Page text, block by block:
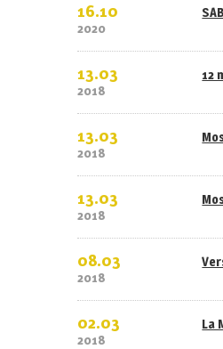
16.10
2020
13.03
2018
12
13.03
2018
13.03
2018
08.03
2018
02.03
2018
La